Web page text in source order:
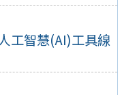
工智慧(AI)工具線